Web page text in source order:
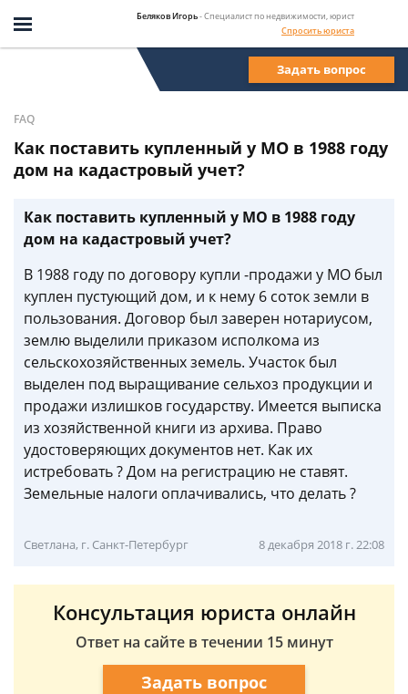
Беляков Игорь- Специалист по недвижимости, юрист
Спросить юриста
Задать вопрос
FAQ
Как поставить купленный у МО в 1988 году
дом на кадастровый учет?
Как поставить купленный у МО в 1988 году
дом на кадастровый учет?
В 1988 году по договору купли -продажи у МО был
куплен пустующий дом, и к нему 6 соток земли в
пользования. Договор был заверен нотариусом,
землю выделили приказом исполкома из
сельскохозяйственных земель. Участок был
выделен под выращивание сельхоз продукции и
продажи излишков государству. Имеется выписка
из хозяйственной книги из архива. Право
удостоверяющих документов нет. Как их
истребовать ? Дом на регистрацию не ставят.
Земельные налоги оплачивались, что делать ?
Светлана, г. Санкт-Петербург 8 декабря 2018 г. 22:08
Консультация юриста онлайн
Ответ на сайте в течении 15 минут
Задать вопрос